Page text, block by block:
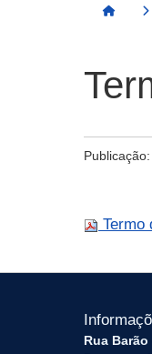
Publicação:
Termo
Rua Barão